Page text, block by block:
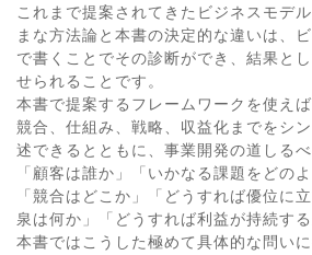
これまで提案されてきたビジネスモデ
まな方法論と本書の決定的な違いは、
で書くことでその診断ができ、結果と
せられることです。
本書で提案するフレームワークを使え
競合、仕組み、戦略、収益化までをシ
述できるとともに、事業開発の道しるべ
「顧客は誰か」「いかなる課題をどの
「競合はどこか」「どうすれば優位に
泉は何か」「どうすれば利益が持続する
本書ではこうした極めて具体的な問い